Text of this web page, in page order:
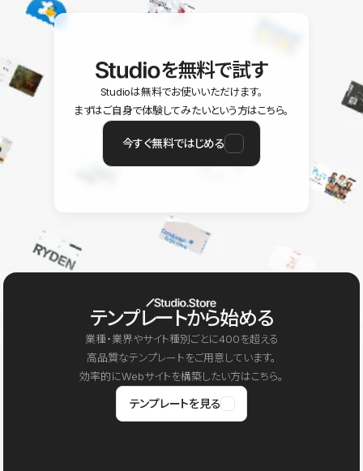
を無料で試す
Studioは無料でお使いいただけます。
まずはご自身で体験してみたいという方はこちら。
今すぐ無料ではじめる
テンプレートから始める
業種・業界やサイト種別ごとに400を超える
高品質なテンプレートをご用意しています。
効率的にWebサイトを構築したい方はこちら。
テンプレートを見る